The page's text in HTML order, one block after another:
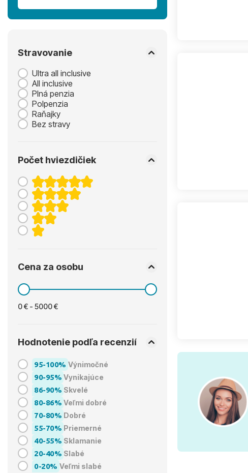
Stravovanie
Ultra all inclusive
All inclusive
Plná penzia
Polpenzia
Raňajky
Bez stravy
Počet hviezdičiek
Cena za osobu
0 € - 5000 €
Hodnotenie podľa recenzií
95-100% Výnimočné
90-95% Vynikajúce
86-90% Skvelé
80-86% Veľmi dobré
70-80% Dobré
55-70% Priemerné
40-55% Sklamanie
20-40% Slabé
0-20% Veľmi slabé